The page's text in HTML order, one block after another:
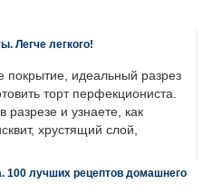
Легче легкого!
покрытие, идеальный разрез
торт перфекциониста.
разрезе и узнаете, как
хрустящий слой,
лучших рецептов домашнего